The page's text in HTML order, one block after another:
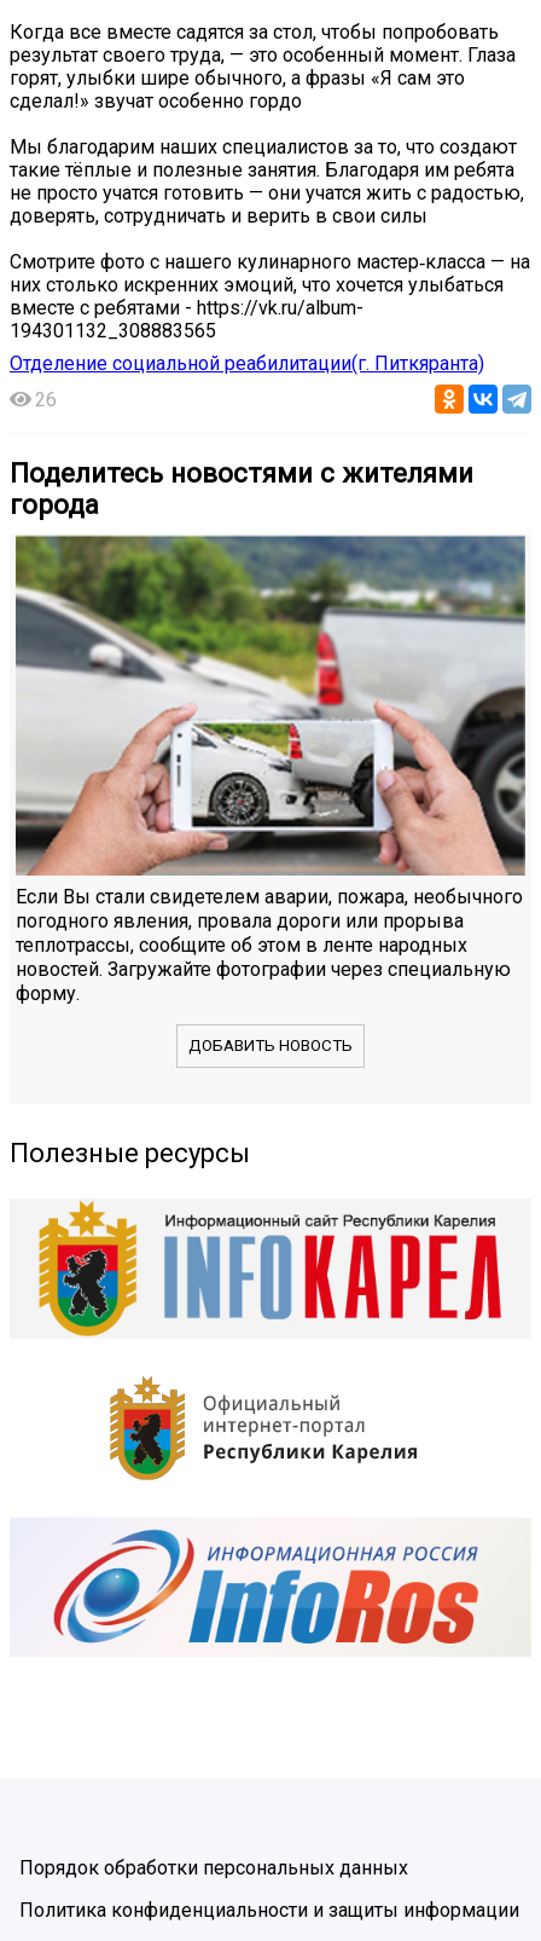
Когда все вместе садятся за стол, чтобы попробовать
результат своего труда, — это особенный момент. Глаза
горят, улыбки шире обычного, а фразы «Я сам это
сделал!» звучат особенно гордо
️Мы благодарим наших специалистов за то, что создают
такие тёплые и полезные занятия. Благодаря им ребята
не просто учатся готовить — они учатся жить с радостью,
доверять, сотрудничать и верить в свои силы️
Смотрите фото с нашего кулинарного мастер‑класса — на
них столько искренних эмоций, что хочется улыбаться
вместе с ребятами - https://vk.ru/album-
194301132_308883565
Отделение социальной реабилитации(г. Питкяранта)
26
Поделитесь новостями с жителями
города
Если Вы стали свидетелем аварии, пожара, необычного
погодного явления, провала дороги или прорыва
теплотрассы, сообщите об этом в ленте народных
новостей. Загружайте фотографии через специальную
форму.
ДОБАВИТЬ НОВОСТЬ
Полезные ресурсы
Порядок обработки персональных данных
Политика конфиденциальности и защиты информации